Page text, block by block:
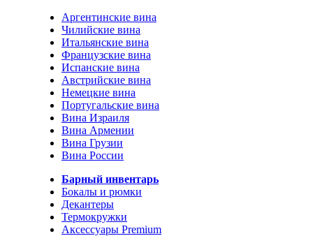
Аргентинские вина
Чилийские вина
Итальянские вина
Французские вина
Испанские вина
Австрийские вина
Немецкие вина
Португальские вина
Вина Израиля
Вина Армении
Вина Грузии
Вина России
Барный инвентарь
Бокалы и рюмки
Декантеры
Термокружки
Аксессуары Premium